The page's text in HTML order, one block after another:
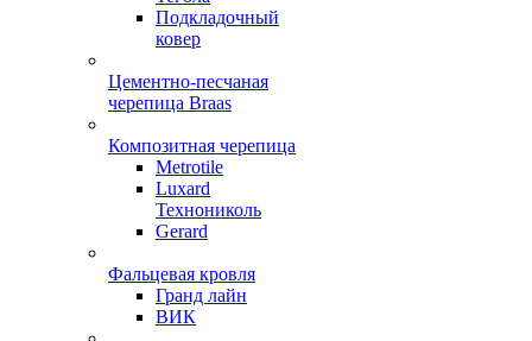
Подкладочный
ковер
Цементно-песчаная
черепица Braas
Композитная черепица
Metrotile
Luxard
Технониколь
Gerard
Фальцевая кровля
Гранд лайн
ВИК